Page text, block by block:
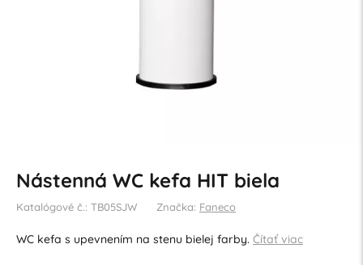
Nástenná WC kefa HIT biela
Katalógové č.: TB05SJW Značka: Faneco
WC kefa s upevnením na stenu bielej farby. Čítať viac